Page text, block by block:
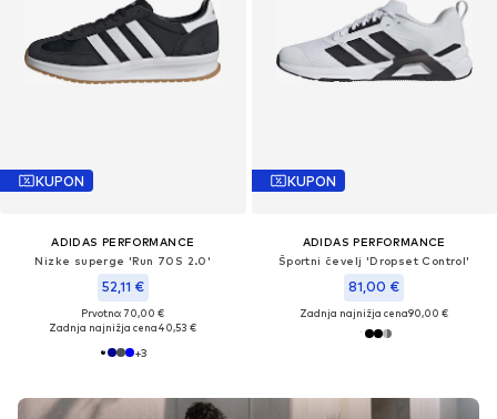
KUPON
ADIDAS PERFORMANCE
Nizke superge 'Run 70S 2.0'
52,11 €
Prvotno: 70,00 €
Zadnja najnižja cena40,53 €
+3
KUPON
ADIDAS PERFORMANCE
Športni čevelj 'Dropset Control'
81,00 €
Zadnja najnižja cena90,00 €